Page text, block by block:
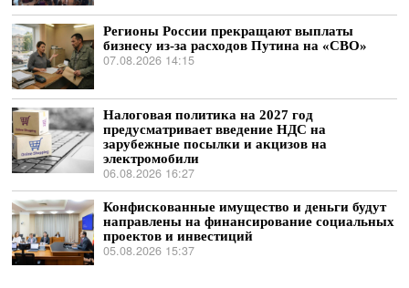
Регионы России прекращают выплаты
бизнесу из-за расходов Путина на «СВО»
07.08.2026 14:15
Налоговая политика на 2027 год
предусматривает введение НДС на
зарубежные посылки и акцизов на
электромобили
06.08.2026 16:27
Конфискованные имущество и деньги будут
направлены на финансирование социальных
проектов и инвестиций
05.08.2026 15:37